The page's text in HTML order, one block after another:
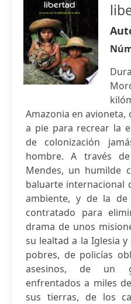
Amazonia en avioneta,
a pie para recrear la
de colonización
hombre. A través
Mendes, un humilde
baluarte internacional
ambiente, y de la
contratado para
drama de unos
su lealtad a la Iglesia
pobres, de policías
asesinos, de un
enfrentados a miles
sus tierras, de los